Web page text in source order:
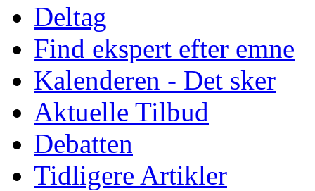
Deltag
Find ekspert efter emne
Kalenderen - Det sker
Aktuelle Tilbud
Debatten
Tidligere Artikler